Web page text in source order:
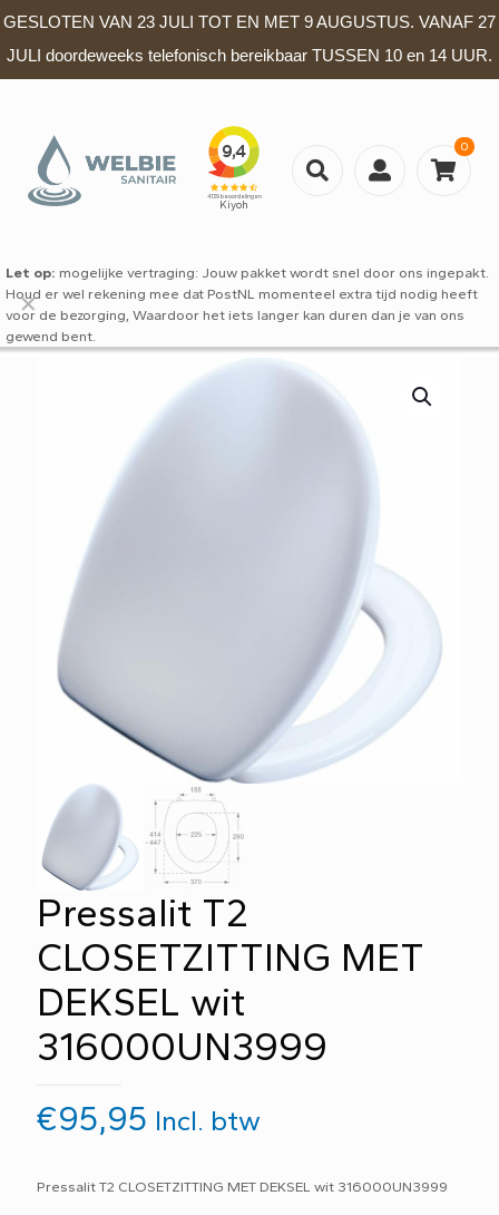
GESLOTEN VAN 23 JULI TOT EN MET 9 AUGUSTUS. VANAF 27
JULI doordeweeks telefonisch bereikbaar TUSSEN 10 en 14 UUR.
0
Let op: mogelijke vertraging: Jouw pakket wordt snel door ons ingepakt.
Houd er wel rekening mee dat PostNL momenteel extra tijd nodig heeft
voor de bezorging, Waardoor het iets langer kan duren dan je van ons
gewend bent.
✕
Pressalit T2
CLOSETZITTING MET
DEKSEL wit
316000UN3999
€95,95 Incl. btw
Pressalit T2 CLOSETZITTING MET DEKSEL wit 316000UN3999